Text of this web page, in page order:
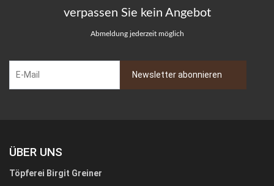
verpassen Sie kein Angebot
Abmeldung jederzeit möglich
ÜBER UNS
Töpferei Birgit Greiner